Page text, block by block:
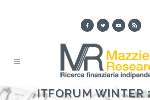
ITFORUM WINTER